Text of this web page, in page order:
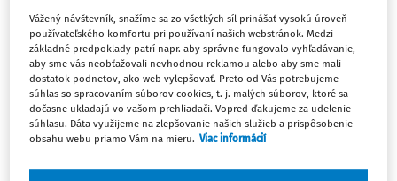
Zatiaľ ste si prečítali len začiatok...
Celý dokument je len pre
predplatiteľov.
Vážený návštevník, snažíme sa zo všetkých síl prinášať vysokú úroveň
používateľského komfortu pri používaní našich webstránok. Medzi
základné predpoklady patrí napr. aby správne fungovalo vyhľadávanie,
aby sme vás neobťažovali nevhodnou reklamou alebo aby sme mali
dostatok podnetov, ako web vylepšovať. Preto od Vás potrebujeme
súhlas so spracovaním súborov cookies, t. j. malých súborov, ktoré sa
dočasne ukladajú vo vašom prehliadači. Vopred ďakujeme za udelenie
súhlasu. Dáta využijeme na zlepšovanie našich služieb a prispôsobenie
obsahu webu priamo Vám na mieru. Viac informácií